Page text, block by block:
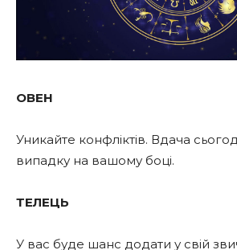
ОВЕН
Уникайте конфліктів. Вдача
випадку на вашому боці.
ТЕЛЕЦЬ
У вас буде шанс додати у свій